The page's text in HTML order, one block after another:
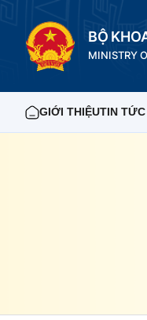
BỘ
MINISTRY
GIỚI THIỆUTIN